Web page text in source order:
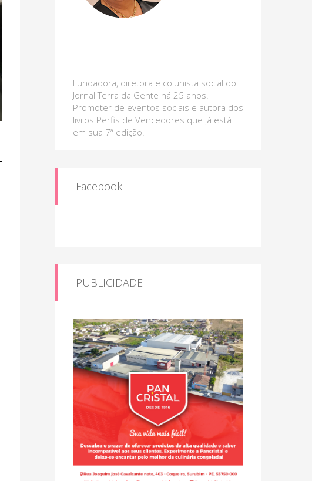
Fundadora, diretora e colunista social do
Jornal Terra da Gente há 25 anos.
Promoter de eventos sociais e autora dos
livros Perfis de Vencedores que já está
em sua 7ª edição.
Facebook
PUBLICIDADE